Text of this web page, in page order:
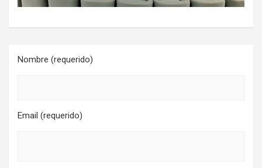
Nombre (requerido)
Email (requerido)